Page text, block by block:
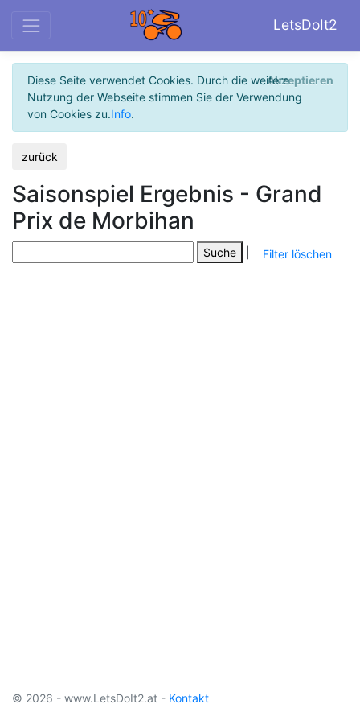
LetsDoIt2
Diese Seite verwendet Cookies. Durch die weitere
Nutzung der Webseite stimmen Sie der Verwendung
von Cookies zu.Info.
Akzeptieren
zurück
Saisonspiel Ergebnis - Grand
Prix de Morbihan
Suche Filter löschen
© 2026 - www.LetsDoIt2.at - Kontakt